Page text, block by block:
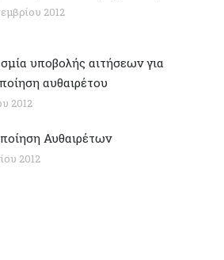
2012
υποβολής αιτήσεων για
αυθαιρέτου
2012
Αυθαιρέτων
2012